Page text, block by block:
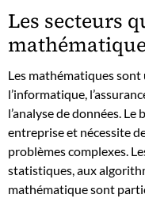
Les secteurs
Les mathématiques sont
l’informatique,
l’analyse de données.
entreprise et nécessite
problèmes complexes.
statistiques, aux
mathématique sont